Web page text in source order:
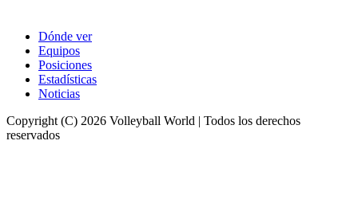
Dónde ver
Equipos
Posiciones
Estadísticas
Noticias
Copyright (C) 2026 Volleyball World | Todos los derechos
reservados